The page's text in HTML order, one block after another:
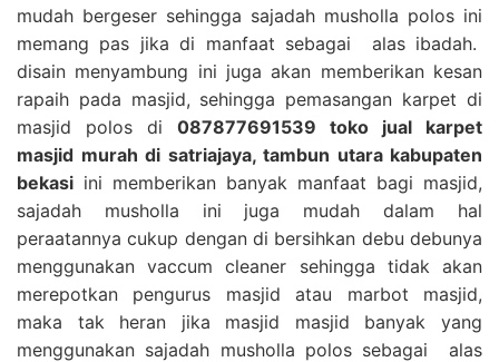
mudah bergeser sehingga sajadah musholla polos ini
memang pas jika di manfaat sebagai alas ibadah.
disain menyambung ini juga akan memberikan kesan
rapaih pada masjid, sehingga pemasangan karpet di
masjid polos di 087877691539 toko jual karpet
masjid murah di satriajaya, tambun utara kabupaten
bekasi ini memberikan banyak manfaat bagi masjid,
sajadah musholla ini juga mudah dalam hal
peraatannya cukup dengan di bersihkan debu debunya
menggunakan vaccum cleaner sehingga tidak akan
merepotkan pengurus masjid atau marbot masjid,
maka tak heran jika masjid masjid banyak yang
menggunakan sajadah musholla polos sebagai alas